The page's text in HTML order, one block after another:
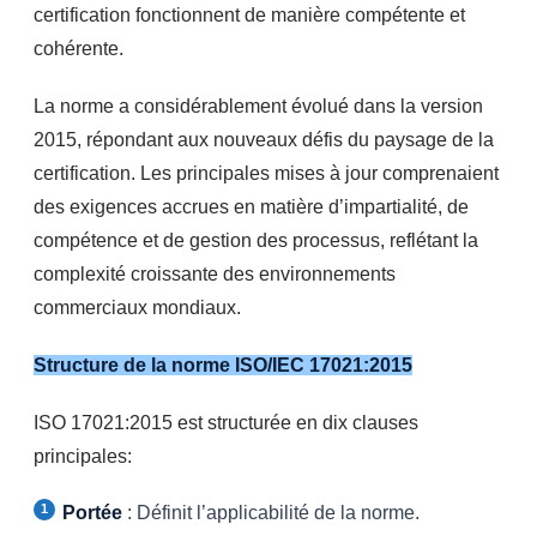
certification fonctionnent de manière compétente et
cohérente.
La norme a considérablement évolué dans la version
2015, répondant aux nouveaux défis du paysage de la
certification. Les principales mises à jour comprenaient
des exigences accrues en matière d’impartialité, de
compétence et de gestion des processus, reflétant la
complexité croissante des environnements
commerciaux mondiaux.
Structure de la norme ISO/IEC 17021:2015
ISO 17021:2015 est structurée en dix clauses
principales:
Portée : Définit l’applicabilité de la norme.